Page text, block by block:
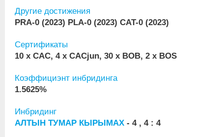
Другие достижения
PRA-0 (2023) PLA-0 (2023) CAT-0 (2023)
Сертификаты
10 x CAC, 4 x CACjun, 30 x BOB, 2 x BOS
Коэффициэнт инбридинга
1.5625%
Инбридинг
АЛТЫН ТУМАР КЫРЫМАХ - 4 , 4 : 4